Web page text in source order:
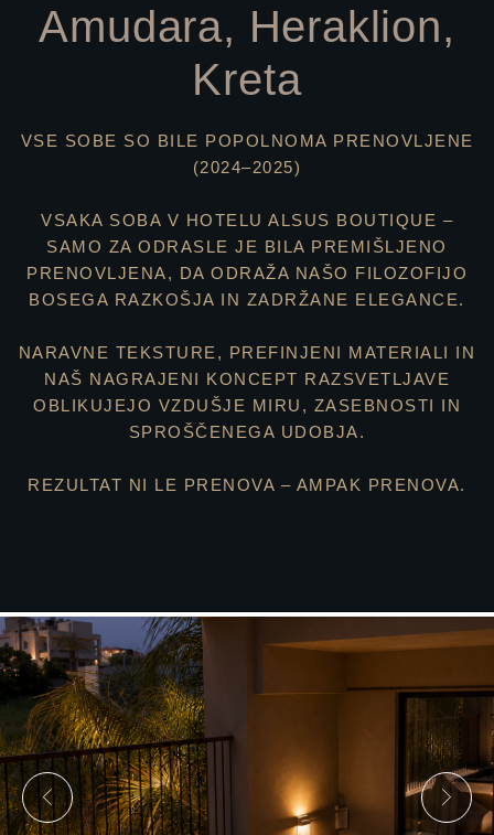
Amudara, Heraklion,
Kreta
VSE SOBE SO BILE POPOLNOMA PRENOVLJENE
(2024–2025)
VSAKA SOBA V HOTELU ALSUS BOUTIQUE –
SAMO ZA ODRASLE JE BILA PREMIŠLJENO
PRENOVLJENA, DA ODRAŽA NAŠO FILOZOFIJO
BOSEGA RAZKOŠJA IN ZADRŽANE ELEGANCE.
NARAVNE TEKSTURE, PREFINJENI MATERIALI IN
NAŠ NAGRAJENI KONCEPT RAZSVETLJAVE
OBLIKUJEJO VZDUŠJE MIRU, ZASEBNOSTI IN
SPROŠČENEGA UDOBJA.
REZULTAT NI LE PRENOVA – AMPAK PRENOVA.